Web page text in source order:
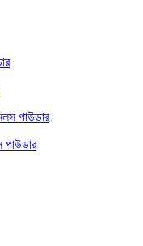
পাউডার